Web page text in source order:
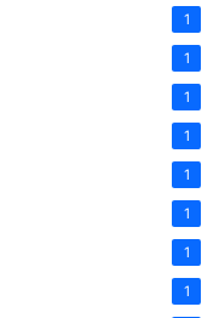
1
1
1
1
1
1
1
1